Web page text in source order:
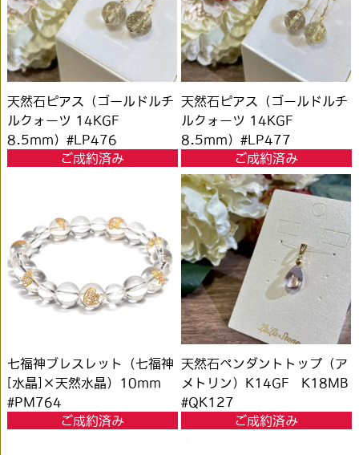
天然石ピアス（ゴールドルチ
ルクォーツ 14KGF
8.5mm）#LP476
ご成約済み
天然石ピアス（ゴールドルチ
ルクォーツ 14KGF
8.5mm）#LP477
ご成約済み
七福神ブレスレット（七福神
[水晶]×天然水晶）10mm
#PM764
ご成約済み
天然石ペンダントトップ（ア
メトリン）K14GF K18MB
#QK127
ご成約済み